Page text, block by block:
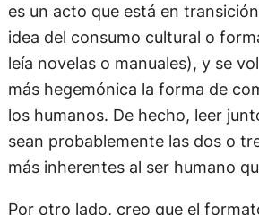
es un acto que está en
idea del consumo cultural o
leía novelas o manuales), y se
más hegemónica la forma de
los humanos. De hecho, leer
sean probablemente las dos o
más inherentes al ser humano
Por otro lado, creo que el